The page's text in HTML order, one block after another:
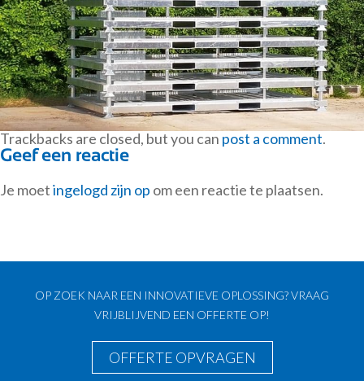
Trackbacks are closed, but you can post a comment.
Geef een reactie
Je moetingelogd zijn op om een reactie te plaatsen.
OP ZOEK NAAR EEN INNOVATIEVE OPLOSSING? VRAAG
VRIJBLIJVEND EEN OFFERTE OP!
OFFERTE OPVRAGEN